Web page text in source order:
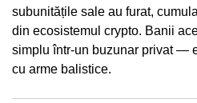
subunitățile sale au furat,
din ecosistemul crypto. Banii
simplu într-un buzunar privat —
cu arme balistice.